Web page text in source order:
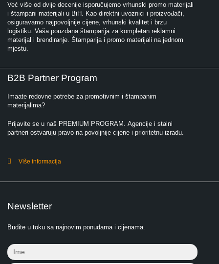
Već više od dvije decenije isporučujemo vrhunski promo materijali
i štampani materijali u BiH. Kao direktni uvoznici i proizvođači,
osiguravamo najpovoljnije cijene, vrhunski kvalitet i brzu
logistiku. Vaša pouzdana štamparija za kompletan reklamni
materijal i brendiranje. Štamparija i promo materijali na jednom
mjestu.
B2B Partner Program
Imaate redovne potrebe za promotivnim i štampanim
materijalima?
Prijavite se u naš PREMIUM PROGRAM. Agencije i stalni
partneri ostvaruju pravo na povoljnije cijene i prioritetnu izradu.
Više informacija
Newsletter
Budite u toku sa najnovim ponudama i cijenama.